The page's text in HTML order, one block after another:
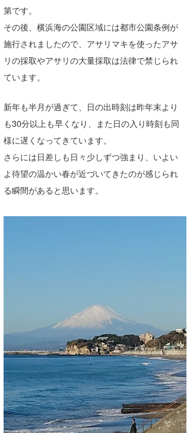
第です。
その後、横浜海の公園区域には都市公園条例が
施行されましたので、アサリマキを使ったアサ
リの採取やアサリの大量採取は法律で禁じられ
ています。
新年も半月が過ぎて、日の出時刻は昨年末より
も30分以上も早くなり、また日の入り時刻も同
様に遅くなってきています。
さらには日差しも日々少しずつ強まり、いよい
よ待望の温かい春が近づいてきたのが感じられ
る瞬間があると思います。